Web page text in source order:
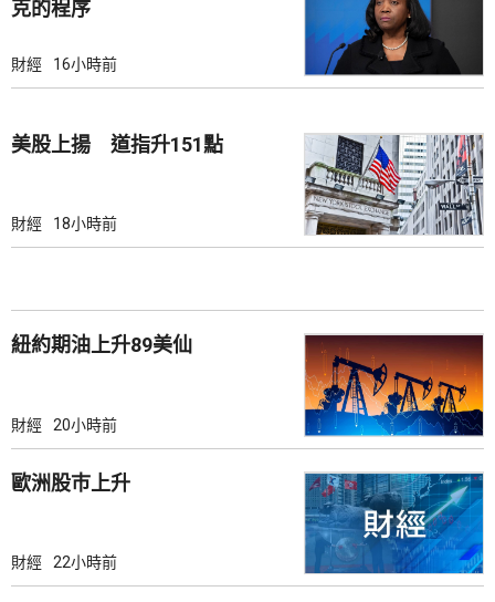
克的程序
財經 16小時前
美股上揚 道指升151點
財經 18小時前
紐約期油上升89美仙
財經 20小時前
歐洲股巿上升
財經 22小時前